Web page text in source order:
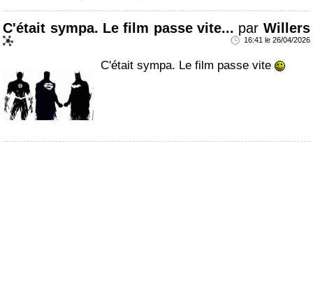
C'était sympa. Le film passe vite... par Willers
16:41 le 26/04/2026
C'était sympa. Le film passe vite